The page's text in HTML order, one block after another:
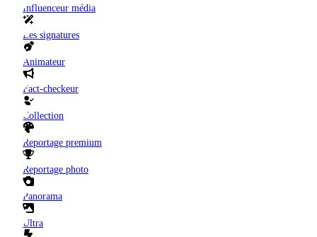
Influenceur média
Les signatures
Animateur
Fact-checkeur
Collection
Reportage premium
Reportage photo
Panorama
Ultra